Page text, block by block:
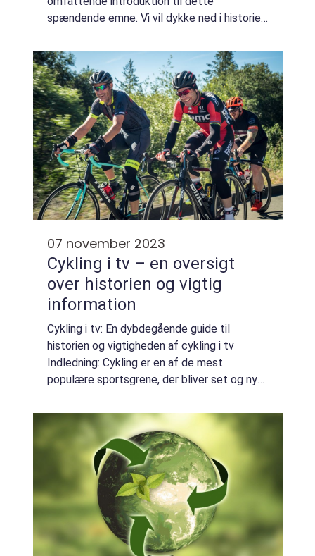
spændende emne. Vi vil dykke ned i historien
vigtige informationer og tips, som alle
cyklister bø...
07 november 2023
Cykling i tv – en oversigt
over historien og vigtig
information
Cykling i tv: En dybdegående guide til
historien og vigtigheden af cykling i tv
Indledning: Cykling er en af de mest
populære sportsgrene, der bliver set og nydt
hvad er en bedre måde at følge denne
spændende...